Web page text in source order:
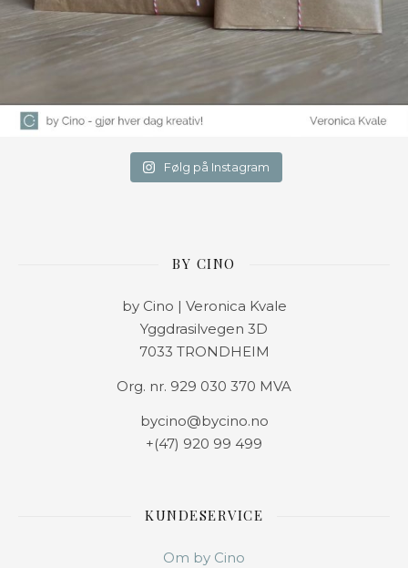
Følg på Instagram
BY CINO
by Cino | Veronica Kvale
Yggdrasilvegen 3D
7033 TRONDHEIM
Org. nr. 929 030 370 MVA
bycino@bycino.no
+(47) 920 99 499
KUNDESERVICE
Om by Cino